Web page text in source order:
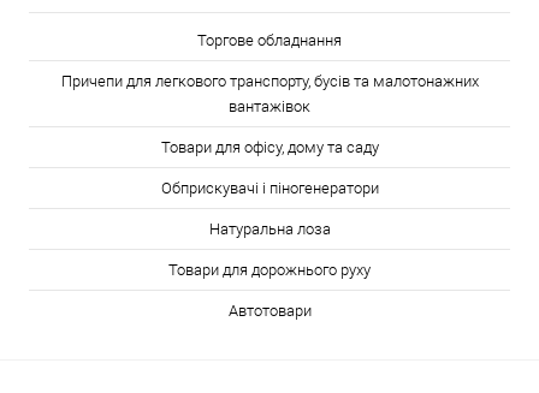
Торгове обладнання
Причепи для легкового транспорту, бусів та малотонажних
вантажівок
Товари для офісу, дому та саду
Обприскувачі і піногенератори
Натуральна лоза
Товари для дорожнього руху
Автотовари